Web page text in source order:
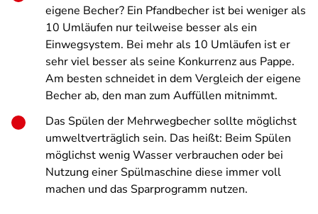
eigene Becher? Ein Pfandbecher ist bei weniger als
10 Umläufen nur teilweise besser als ein
Einwegsystem. Bei mehr als 10 Umläufen ist er
sehr viel besser als seine Konkurrenz aus Pappe.
Am besten schneidet in dem Vergleich der eigene
Becher ab, den man zum Auffüllen mitnimmt.
Das Spülen der Mehrwegbecher sollte möglichst
umweltverträglich sein. Das heißt: Beim Spülen
möglichst wenig Wasser verbrauchen oder bei
Nutzung einer Spülmaschine diese immer voll
machen und das Sparprogramm nutzen.